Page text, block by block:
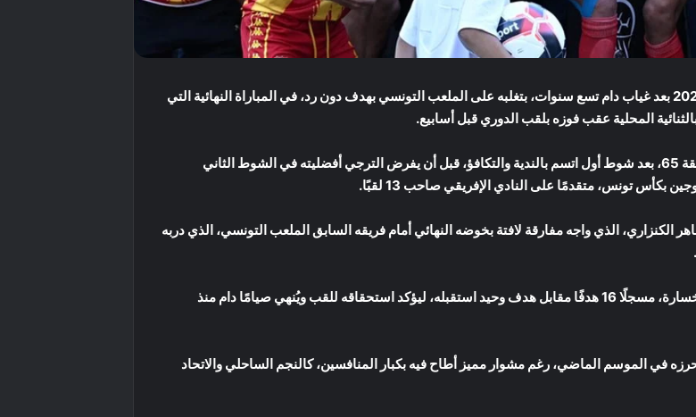
التونسي لقب كأس تونس لكرة القدم 2025 بعد غياب دام تسع سنوات، بتغلبه على الملعب التونسي بهدف دون رد، في المباراة النهائية التي
وجاء هدف التتويج عن طريق النيجيري أونوتشي أوجبيلو في الدقيقة 65، بعد شوط أول اتسم بالندية والتكافؤ، قبل أن يفرض الترجي أفضليته في الشوط الثاني
الكنزاري، الذي واجه مفارقة لافتة بخوضه النهائي أمام فريقه السابق الملعب التونسي، الذي دربه
وقدم الترجي مسارًا مثاليًا في البطولة، حيث بلغ النهائي دون أي خسارة، مسجلًا 16 هدفًا مقابل هدف وحيد استقبله، ليؤكد استحقاقه للقب ويُنهي صيامًا دام منذ
في الموسم الماضي، رغم مشوار مميز أطاح فيه بكبار المنافسين، كالنجم الساحلي والاتحاد